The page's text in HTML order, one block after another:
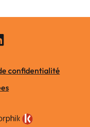
confidentialité